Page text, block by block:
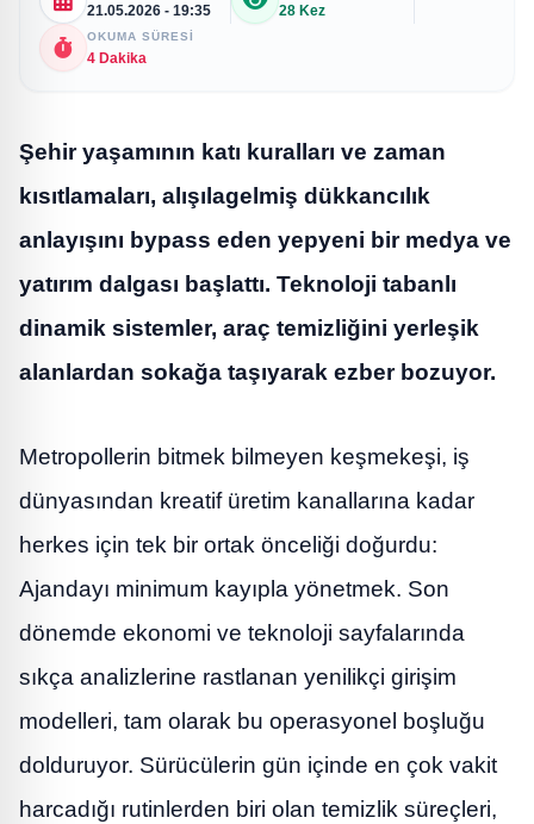
21.05.2026 - 19:35 28 Kez
OKUMA SÜRESI
4 Dakika
Şehir yaşamının katı kuralları ve zaman
kısıtlamaları, alışılagelmiş dükkancılık
anlayışını bypass eden yepyeni bir medya ve
yatırım dalgası başlattı. Teknoloji tabanlı
dinamik sistemler, araç temizliğini yerleşik
alanlardan sokağa taşıyarak ezber bozuyor.
Metropollerin bitmek bilmeyen keşmekeşi, iş
dünyasından kreatif üretim kanallarına kadar
herkes için tek bir ortak önceliği doğurdu:
Ajandayı minimum kayıpla yönetmek. Son
dönemde ekonomi ve teknoloji sayfalarında
sıkça analizlerine rastlanan yenilikçi girişim
modelleri, tam olarak bu operasyonel boşluğu
dolduruyor. Sürücülerin gün içinde en çok vakit
harcadığı rutinlerden biri olan temizlik süreçleri,